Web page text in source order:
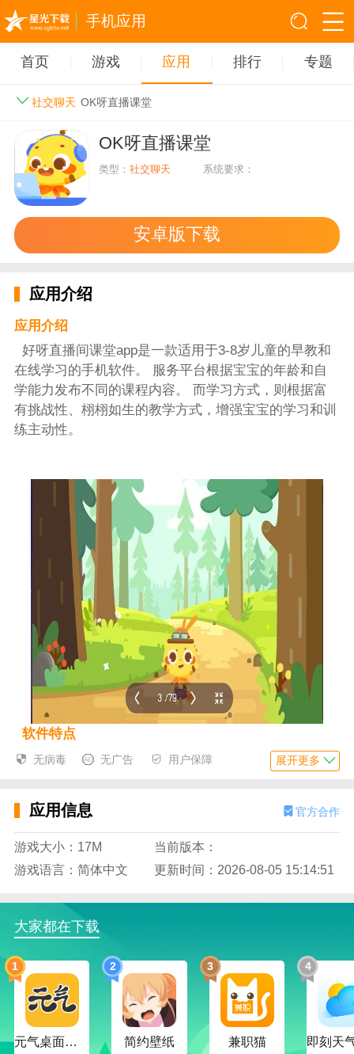
手机应用
首页 游戏 应用 排行 专题
社交聊天 OK呀直播课堂
OK呀直播课堂
类型：社交聊天 系统要求：
安卓版下载
应用介绍
应用介绍
好呀直播间课堂app是一款适用于3-8岁儿童的早教和
在线学习的手机软件。 服务平台根据宝宝的年龄和自
学能力发布不同的课程内容。 而学习方式，则根据富
有挑战性、栩栩如生的教学方式，增强宝宝的学习和训
练主动性。
软件特点
OK呀在线早教是七天国际教育机构官网认证的知名在
线早教品牌，隶属于四科教育培训学校。 经过61年的
线下推广实践活动，齐天真课堂教学获得了数十万家长
的五星级好评。
我们的研发部门根据儿童儿童大脑发育的特点，以启
天记忆训练法和认知能力的认知科学基础理论为基础，
依托互联网技术和人工智能技术的技术性质，提出了一
系列详细具体的 幼儿教育的方法。 方维鼓励孩子的五
种基本认知能力和四种发展习惯要求。
无病毒 无广告 用户保障 展开更多
应用信息 官方合作
游戏大小：17M
当前版本：
游戏语言：简体中文
更新时间：2026-08-05 15:14:51
大家都在下载
1
元气桌面下载
2
简约壁纸
3
兼职猫
4